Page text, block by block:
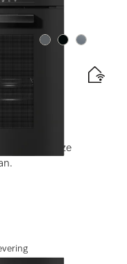
Kleur:Kleur:Kleur:
met draadloze